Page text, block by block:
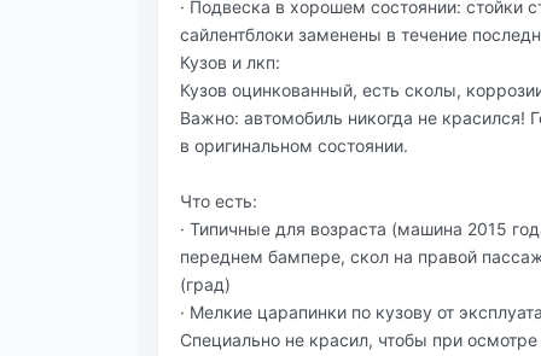
· Подвеска в хорошем состоянии: стойки
сайлентблоки заменены в течение
Кузов и лкп:
Кузов оцинкованный, есть сколы,
Важно: автомобиль никогда не красился!
в оригинальном состоянии.
Что есть:
· Типичные для возраста (машина 2015
переднем бампере, скол на правой
(град)
· Мелкие царапинки по кузову от
Специально не красил, чтобы при